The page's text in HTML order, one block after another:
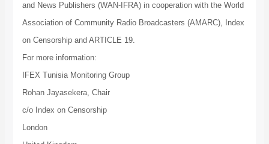
and News Publishers (WAN-IFRA) in cooperation with the World
Association of Community Radio Broadcasters (AMARC), Index
on Censorship and ARTICLE 19.
For more information:
IFEX Tunisia Monitoring Group
Rohan Jayasekera, Chair
c/o Index on Censorship
London